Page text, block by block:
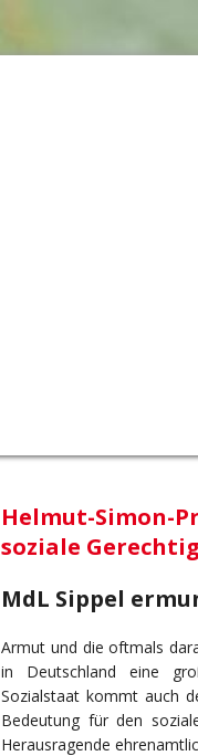
Helmut-Simon-
soziale
MdL Sippel
Armut und die oftmals
in Deutschland eine
Sozialstaat kommt auch
Bedeutung für den
Herausragende